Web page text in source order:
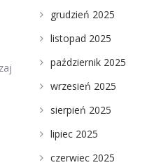
grudzień 2025
listopad 2025
październik 2025
wrzesień 2025
sierpień 2025
lipiec 2025
czerwiec 2025